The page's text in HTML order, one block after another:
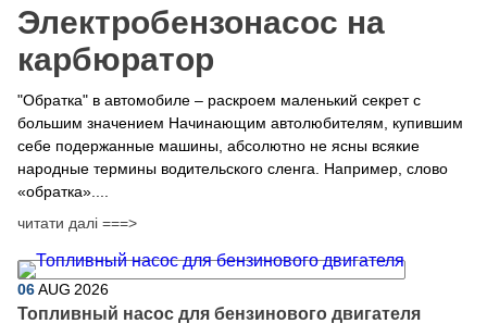
Электробензонасос на
карбюратор
"Обратка" в автомобиле – раскроем маленький секрет с
большим значением Начинающим автолюбителям, купившим
себе подержанные машины, абсолютно не ясны всякие
народные термины водительского сленга. Например, слово
«обратка»....
читати далі ===>
06AUG 2026
Топливный насос для бензинового двигателя